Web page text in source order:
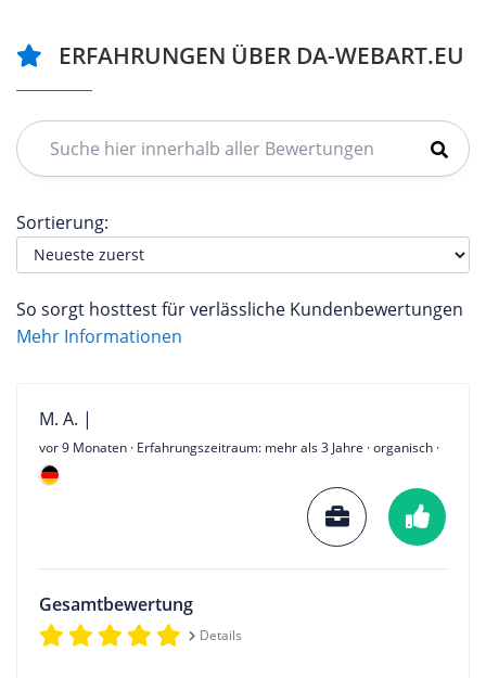
ERFAHRUNGEN ÜBER DA-WEBART.EU
Sortierung:
So sorgt hosttest für verlässliche Kundenbewertungen
Mehr Informationen
M. A. |
vor 9 Monaten · Erfahrungszeitraum: mehr als 3 Jahre · organisch ·
Gesamtbewertung
Details